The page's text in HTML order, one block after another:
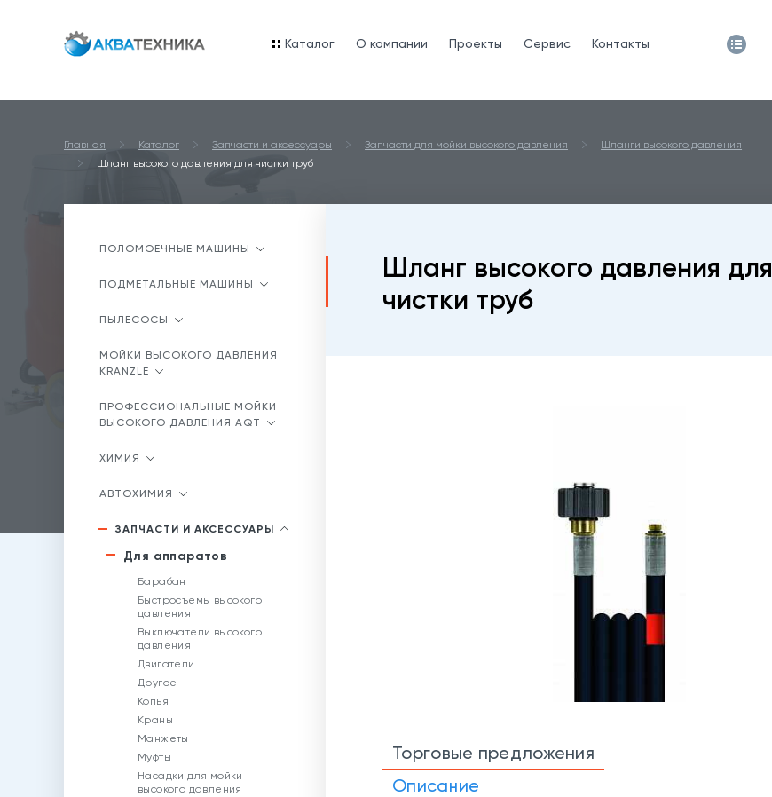
Каталог O компании Проекты Сервис Контакты
Главная Каталог Запчасти и аксессуары Запчасти для мойки высокого давления
Шланги высокого давления
Шланг высокого давления для чистки труб
ПОЛОМОЕЧНЫЕ МАШИНЫ
ПОДМЕТАЛЬНЫЕ МАШИНЫ
ПЫЛЕСОСЫ
МОЙКИ ВЫСОКОГО ДАВЛЕНИЯ
KRANZLE
ПРОФЕССИОНАЛЬНЫЕ МОЙКИ
ВЫСОКОГО ДАВЛЕНИЯ AQT
ХИМИЯ
АВТОХИМИЯ
ЗАПЧАСТИ И АКСЕССУАРЫ
Для аппаратов
Барабан
Быстросъемы высокого
давления
Выключатели высокого
давления
Двигатели
Другое
Копья
Краны
Манжеты
Муфты
Насадки для мойки
высокого давления
Шланг высокого давления для
чистки труб
Торговые предложения
Описание